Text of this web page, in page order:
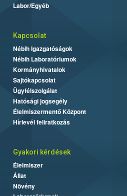
Labor/Egyéb
Kapcsolat
Nébih Igazgatóságok
Nébih Laboratóriumok
Kormányhivatalok
Sajtókapcsolat
Ügyfélszolgálat
Hatósági jogsegély
Élelmiszermentő Központ
Hírlevél feliratkozás
Gyakori kérdések
Élelmiszer
Állat
Növény